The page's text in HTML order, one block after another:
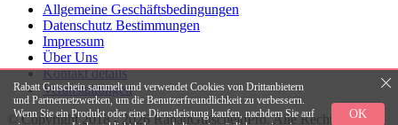
Allgemeine Geschäftsbedingungen
Datenschutz Bestimmungen
Impressum
Über Uns
Kontakt details
Veranstaltungen
© Copyright 2018 - 2026 RabattGutscheinPro. Alle Rechte
Rabatt Gutschein sammelt und verwendet Cookies von Drittanbietern
und Partnernetzwerken, um die Benutzerfreundlichkeit zu verbessern.
Wenn Sie ein Produkt oder eine Dienstleistung kaufen, nachdem Sie auf
OK